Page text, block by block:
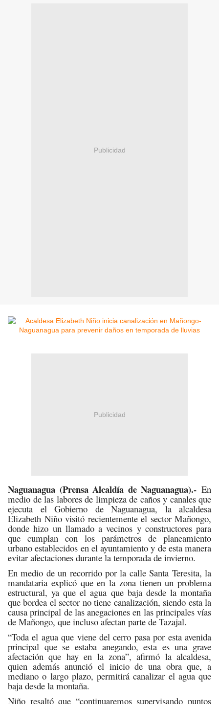
Publicidad
Publicidad
Naguanagua (Prensa Alcaldía de Naguanagua).- En
medio de las labores de limpieza de caños y canales que
ejecuta el Gobierno de Naguanagua, la alcaldesa
Elizabeth Niño visitó recientemente el sector Mañongo,
donde hizo un llamado a vecinos y constructores para
que cumplan con los parámetros de planeamiento
urbano establecidos en el ayuntamiento y de esta manera
evitar afectaciones durante la temporada de invierno.
En medio de un recorrido por la calle Santa Teresita, la
mandataria explicó que en la zona tienen un problema
estructural, ya que el agua que baja desde la montaña
que bordea el sector no tiene canalización, siendo esta la
causa principal de las anegaciones en las principales vías
de Mañongo, que incluso afectan parte de Tazajal.
“Toda el agua que viene del cerro pasa por esta avenida
principal que se estaba anegando, esta es una grave
afectación que hay en la zona”, afirmó la alcaldesa,
quien además anunció el inicio de una obra que, a
mediano o largo plazo, permitirá canalizar el agua que
baja desde la montaña.
Niño resaltó que “continuaremos supervisando puntos